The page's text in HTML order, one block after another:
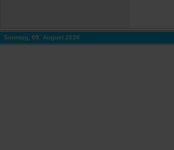
Sonntag, 09. August 2026